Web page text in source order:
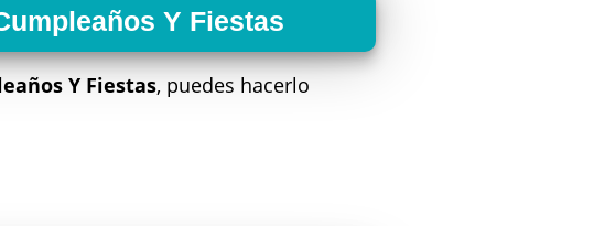
Y Fiestas
Y Fiestas, puedes hacerlo